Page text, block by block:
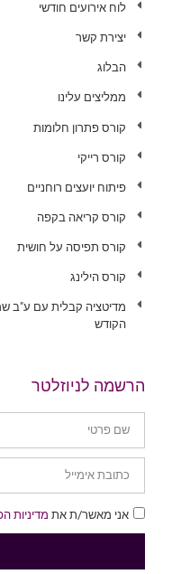
לוח אירועים חודשי
יצירת קשר
הבלוג
ממליצים עלינו
קורס פתרון חלומות
קורס רייקי
פיתוח יועצים רוחניים
קורס קריאה בקפה
קורס תפיסה על חושית
קורס הילינג
מדיטציה קבלית עם ע"ב
הקודש
הרשמה לניוזלטר
אני מאשר/ת את מדיניות